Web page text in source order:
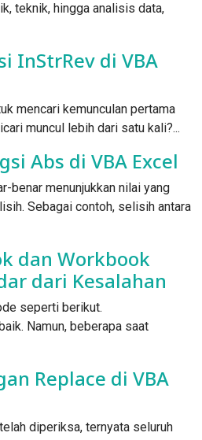
teknik, hingga analisis data,
InStrRev di VBA
mencari kemunculan pertama
muncul lebih dari satu kali?...
Abs di VBA Excel
benar menunjukkan nilai yang
Sebagai contoh, selisih antara
dan Workbook
dari Kesalahan
seperti berikut.
Namun, beberapa saat
Replace di VBA
diperiksa, ternyata seluruh